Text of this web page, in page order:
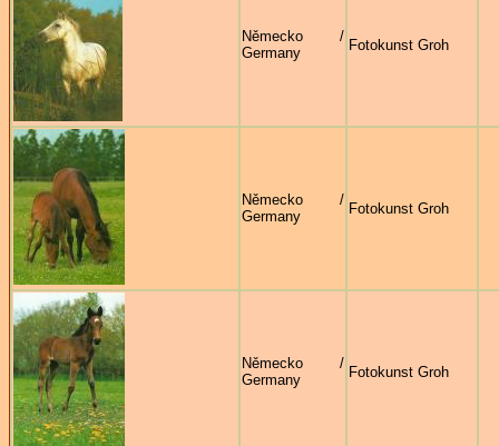
Německo /
Germany
Fotokunst Groh
Německo /
Germany
Fotokunst Groh
Německo /
Germany
Fotokunst Groh